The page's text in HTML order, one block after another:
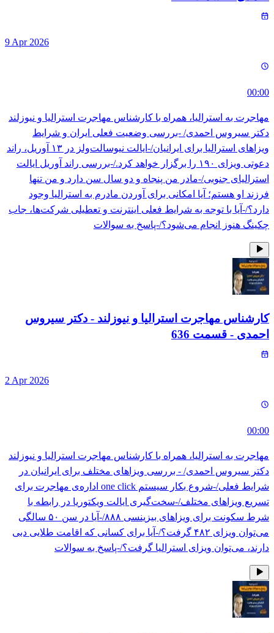
9 Apr 2026
00:00
مهاجرت به استرالیا، همراه با کارشناس مهاجرت استرالیا و نیوزلند
دکتر سیروس احمدی/ -بررسی وضعیت فعلی ایران و شرایط
ویزاهای استرالیا برای ایرانیان/-ایالت نیوسالت‌ولز در ۱۳ آوریل، راند
دعوتی ویزای ۱۹۰ را برگزار خواهد کرد./-بررسی راند آوریل ایالت
استرالیای جنوبی/-مادر من پنجاه و دو سال سن دارد و من تنها
فرزند او هستم؛ آیا امکانی برای آوردن مادرم به استرالیا وجود
دارد؟/-آیا با توجه به شرایط فعلی اینترنت و تعطیلی شرکت‌ها، جاب
چکینگ هنوز انجام می‌شود؟/-پاسخ به سوالات
کارشناس مهاجرت استرالیا و نیوزلند - دکتر سیروس
احمدی - قسمت 636
2 Apr 2026
00:00
مهاجرت به استرالیا، همراه با کارشناس مهاجرت استرالیا و نیوزلند
دکتر سیروس احمدی/ - بررسی ویزاهای مختلف برای ایرانیان در
شرایط فعلی/-شروع بکار سیستم one click اداره‌ی مهاجرت برای
تسریع ویزاهای مختلف/-سخت‌گیری ایالت ویکتوریا در رابطه با
شرط سکونت برای ویزاهای بیزینسی ۸۸۸/-آیا در سن ۵۰ سالگی
می‌توان ویزای ۴۸۲ گرفت؟/-آیا برای کسانی که اقامت طلایی دبی
دارند، می‌توان ویزای استرالیا گرفت؟/-پاسخ به سوالات